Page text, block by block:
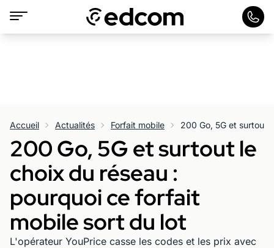
Accueil Actualités Forfait mobile
200 Go, 5G et surtout le
choix du réseau :
pourquoi ce forfait
mobile sort du lot
L'opérateur YouPrice casse les codes et les prix avec